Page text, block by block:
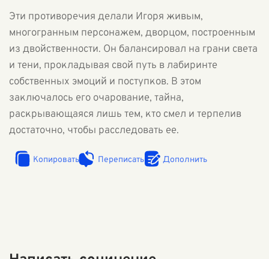
Эти противоречия делали Игоря живым,
многогранным персонажем, дворцом, построенным
из двойственности. Он балансировал на грани света
и тени, прокладывая свой путь в лабиринте
собственных эмоций и поступков. В этом
заключалось его очарование, тайна,
раскрывающаяся лишь тем, кто смел и терпелив
достаточно, чтобы расследовать ее.
Копировать Переписать Дополнить